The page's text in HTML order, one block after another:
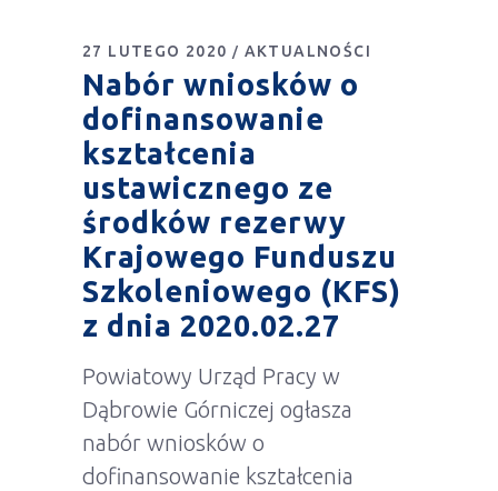
27 LUTEGO 2020 AKTUALNOŚCI
Nabór wniosków o
dofinansowanie
kształcenia
ustawicznego ze
środków rezerwy
Krajowego Funduszu
Szkoleniowego (KFS)
z dnia 2020.02.27
Powiatowy Urząd Pracy w
Dąbrowie Górniczej ogłasza
nabór wniosków o
dofinansowanie kształcenia